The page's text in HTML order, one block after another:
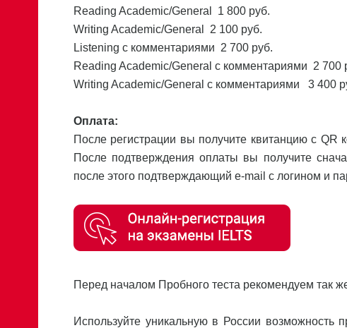
Reading Academic/General 1 800 руб.
Writing Academic/General 2 100 руб.
Listening с комментариями 2 700 руб.
Reading Academic/General с комментариями 2 700
Writing Academic/General с комментариями 3 400
Оплата:
После регистрации вы получите квитанцию с QR
После подтверждения оплаты вы получите
после этого подтверждающий e-mail с логином и
Перед началом Пробного теста рекомендуем так
Используйте уникальную в России